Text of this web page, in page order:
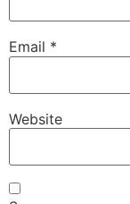
Email *
Website